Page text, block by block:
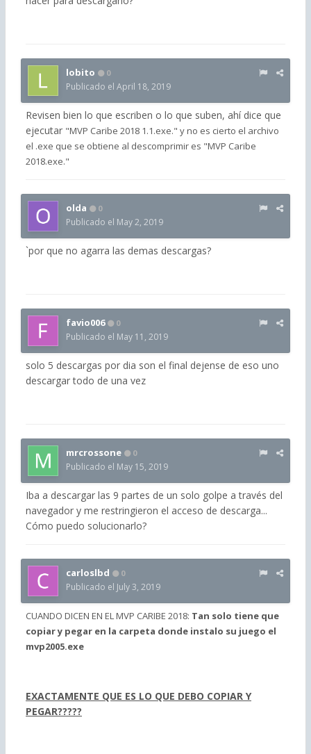
lobito 0
Publicado el April 18, 2019
Revisen bien lo que escriben o lo que suben, ahí dice que
ejecutar "MVP Caribe 2018 1.1.exe." y no es cierto el archivo
el .exe que se obtiene al descomprimir es "MVP Caribe
2018.exe."
olda 0
Publicado el May 2, 2019
`por que no agarra las demas descargas?
favio006 0
Publicado el May 11, 2019
solo 5 descargas por dia son el final dejense de eso uno
descargar todo de una vez
mrcrossone 0
Publicado el May 15, 2019
Iba a descargar las 9 partes de un solo golpe a través del
navegador y me restringieron el acceso de descarga...
Cómo puedo solucionarlo?
carloslbd 0
Publicado el July 3, 2019
CUANDO DICEN EN EL MVP CARIBE 2018: Tan solo tiene que
copiar y pegar en la carpeta donde instalo su juego el
mvp2005.exe
EXACTAMENTE QUE ES LO QUE DEBO COPIAR Y
PEGAR?????